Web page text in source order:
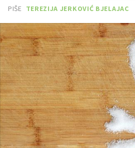
PIŠE TEREZIJA JERKOVIĆ BJELAJAC